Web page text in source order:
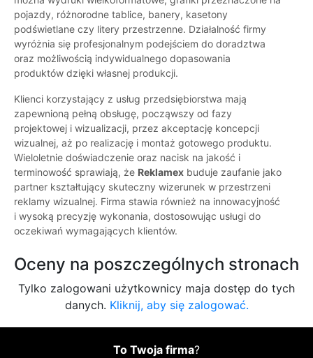
pojazdy, różnorodne tablice, banery, kasetony
podświetlane czy litery przestrzenne. Działalność firmy
wyróżnia się profesjonalnym podejściem do doradztwa
oraz możliwością indywidualnego dopasowania
produktów dzięki własnej produkcji.
Klienci korzystający z usług przedsiębiorstwa mają
zapewnioną pełną obsługę, począwszy od fazy
projektowej i wizualizacji, przez akceptację koncepcji
wizualnej, aż po realizację i montaż gotowego produktu.
Wieloletnie doświadczenie oraz nacisk na jakość i
terminowość sprawiają, że Reklamex buduje zaufanie jako
partner kształtujący skuteczny wizerunek w przestrzeni
reklamy wizualnej. Firma stawia również na innowacyjność
i wysoką precyzję wykonania, dostosowując usługi do
oczekiwań wymagających klientów.
Oceny na poszczególnych stronach
Tylko zalogowani użytkownicy maja dostęp do tych
danych. Kliknij, aby się zalogować.
To Twoja firma?